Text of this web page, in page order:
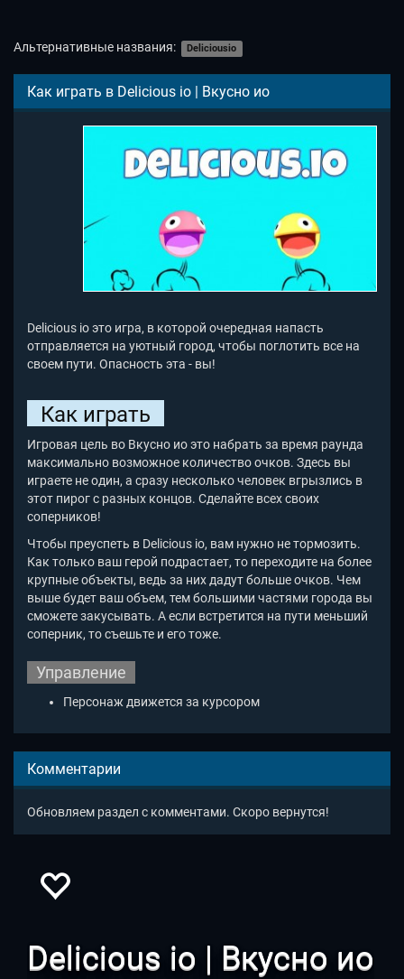
Альтернативные названия: Deliciousio
Как играть в Delicious io | Вкусно ио
Delicious io это игра, в которой очередная напасть
отправляется на уютный город, чтобы поглотить все на
своем пути. Опасность эта - вы!
Как играть
Игровая цель во Вкусно ио это набрать за время раунда
максимально возможное количество очков. Здесь вы
играете не один, а сразу несколько человек вгрызлись в
этот пирог с разных концов. Сделайте всех своих
соперников!
Чтобы преуспеть в Delicious io, вам нужно не тормозить.
Как только ваш герой подрастает, то переходите на более
крупные объекты, ведь за них дадут больше очков. Чем
выше будет ваш объем, тем большими частями города вы
сможете закусывать. А если встретится на пути меньший
соперник, то съешьте и его тоже.
Управление
Персонаж движется за курсором
Комментарии
Обновляем раздел с комментами. Скоро вернутся!
Delicious io | Вкусно ио